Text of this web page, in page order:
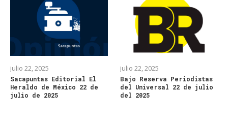
julio 22, 2025
Sacapuntas Editorial El
Heraldo de México 22 de
julio de 2025
julio 22, 2025
Bajo Reserva Periodistas
del Universal 22 de julio
del 2025